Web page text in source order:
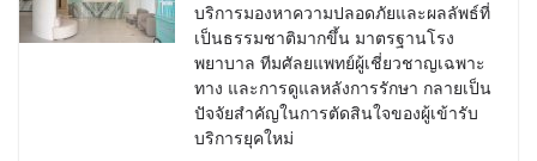
บริการมองหาความปลอดภัยและผลลัพธ์ที่
เป็นธรรมชาติมากขึ้น มาตรฐานโรง
พยาบาล ทีมศัลยแพทย์ผู้เชี่ยวชาญเฉพาะ
ทาง และการดูแลหลังการรักษา กลายเป็น
ปัจจัยสำคัญในการตัดสินใจของผู้เข้ารับ
บริการยุคใหม่